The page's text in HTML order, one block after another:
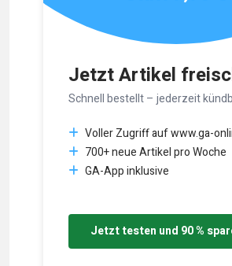
Jetzt Artikel
Schnell bestellt – jederzeit
Voller Zugriff auf www.ga-
700+ neue Artikel pro Woche
GA-App inklusive
Jetzt testen und 90 %